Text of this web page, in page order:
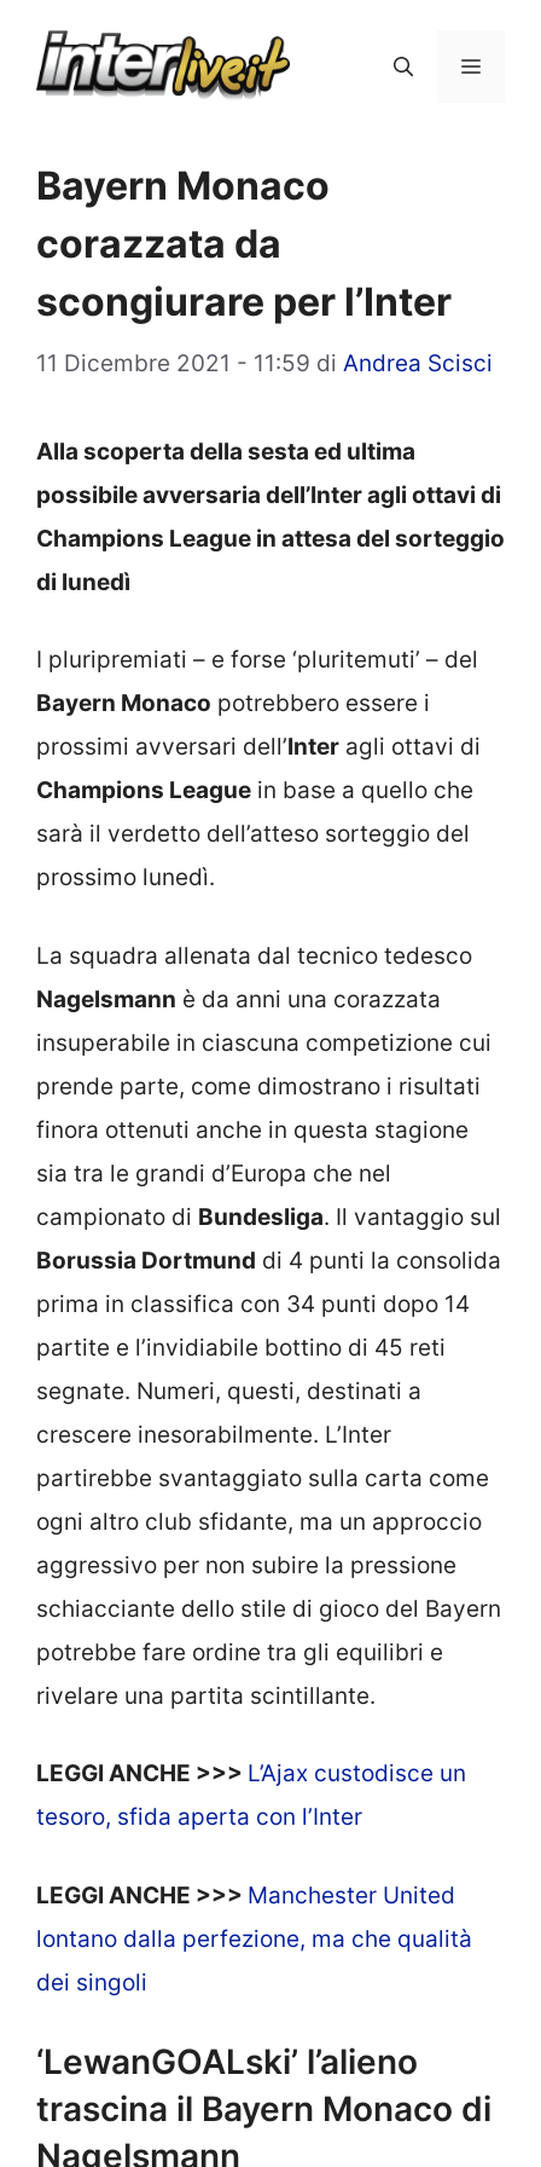
Menu
Bayern Monaco
corazzata da
scongiurare per l’Inter
11 Dicembre 2021 - 11:59 di Andrea Scisci
Alla scoperta della sesta ed ultima
possibile avversaria dell’Inter agli ottavi di
Champions League in attesa del sorteggio
di lunedì
I pluripremiati – e forse ‘pluritemuti’ – del
Bayern Monaco potrebbero essere i
prossimi avversari dell’Inter agli ottavi di
Champions League in base a quello che
sarà il verdetto dell’atteso sorteggio del
prossimo lunedì.
La squadra allenata dal tecnico tedesco
Nagelsmann è da anni una corazzata
insuperabile in ciascuna competizione cui
prende parte, come dimostrano i risultati
finora ottenuti anche in questa stagione
sia tra le grandi d’Europa che nel
campionato di Bundesliga. Il vantaggio sul
Borussia Dortmund di 4 punti la consolida
prima in classifica con 34 punti dopo 14
partite e l’invidiabile bottino di 45 reti
segnate. Numeri, questi, destinati a
crescere inesorabilmente. L’Inter
partirebbe svantaggiato sulla carta come
ogni altro club sfidante, ma un approccio
aggressivo per non subire la pressione
schiacciante dello stile di gioco del Bayern
potrebbe fare ordine tra gli equilibri e
rivelare una partita scintillante.
LEGGI ANCHE >>> L’Ajax custodisce un
tesoro, sfida aperta con l’Inter
LEGGI ANCHE >>> Manchester United
lontano dalla perfezione, ma che qualità
dei singoli
‘LewanGOALski’ l’alieno
trascina il Bayern Monaco di
Nagelsmann